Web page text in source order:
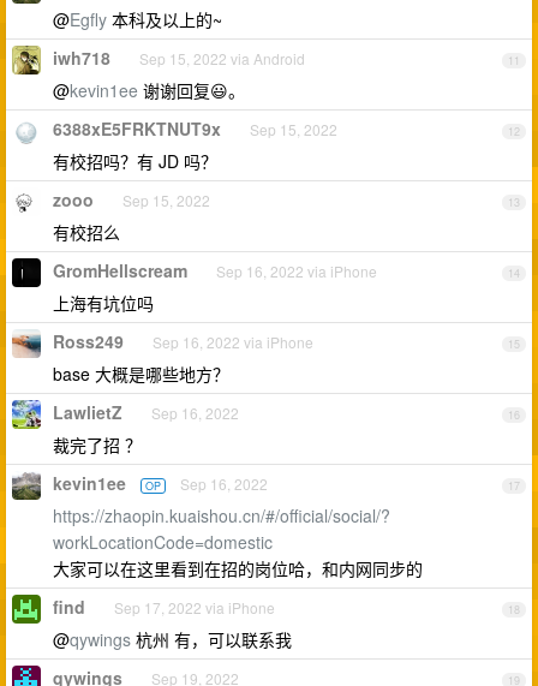
@Egfly 本科及以上的~
11
iwh718 Sep 15, 2022 via Android
@kevin1ee 谢谢回复😃。
12
6388xE5FRKTNUT9x Sep 15, 2022
有校招吗？有 JD 吗？
13
zooo Sep 15, 2022
有校招么
14
GromHellscream Sep 16, 2022 via iPhone
上海有坑位吗
15
Ross249 Sep 16, 2022 via iPhone
base 大概是哪些地方？
16
LawlietZ Sep 16, 2022
裁完了招 ？
17
kevin1ee OP Sep 16, 2022
https://zhaopin.kuaishou.cn/#/official/social/?
workLocationCode=domestic
大家可以在这里看到在招的岗位哈，和内网同步的
18
find Sep 17, 2022 via iPhone
@qywings 杭州 有，可以联系我
19
qywings Sep 19, 2022